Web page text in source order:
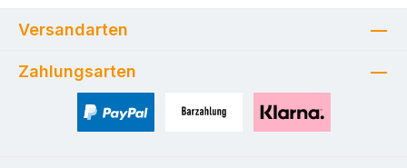
Versandarten
Zahlungsarten